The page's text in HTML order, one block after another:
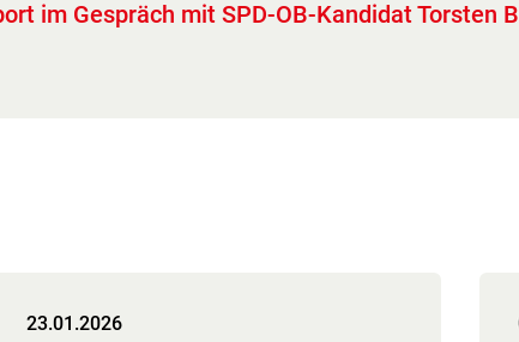
im Gespräch mit SPD-OB-Kandidat Torsten
23.01.2026